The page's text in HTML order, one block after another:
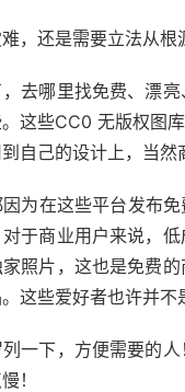
，还是需要立法从根
去哪里找免费、漂
这些CC0 无版权图
自己的设计上，当然
为在这些平台发布
于商业用户来说，
照片，这也是免费
这些爱好者也许并不
一下，方便需要的
！